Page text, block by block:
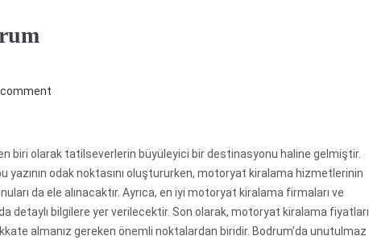
comment
biri olarak tatilseverlerin büyüleyici bir destinasyonu haline gelmiştir.
yazının odak noktasını oluştururken, motoryat kiralama hizmetlerinin
da ele alınacaktır. Ayrıca, en iyi motoryat kiralama firmaları ve
detaylı bilgilere yer verilecektir. Son olarak, motoryat kiralama fiyatları
almanız gereken önemli noktalardan biridir. Bodrum’da unutulmaz